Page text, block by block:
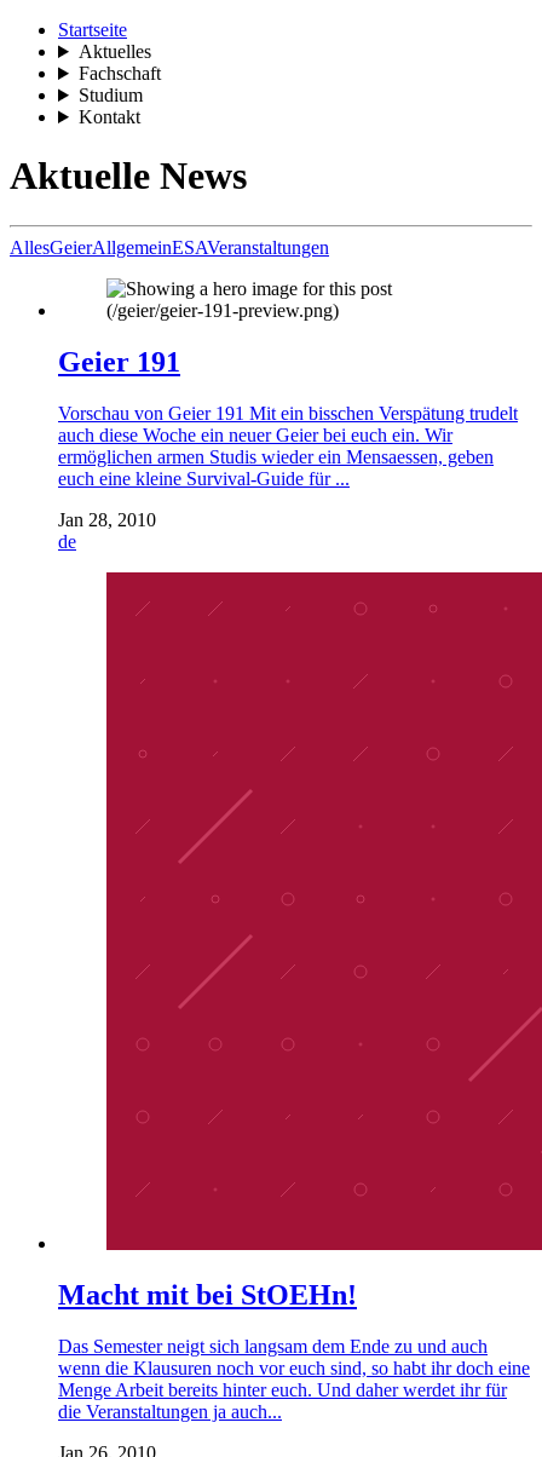
Startseite
Aktuelles
Fachschaft
Studium
Kontakt
Aktuelle News
AllesGeierAllgemeinESAVeranstaltungen
Geier 191
Vorschau von Geier 191 Mit ein bisschen Verspätung trudelt
auch diese Woche ein neuer Geier bei euch ein. Wir
ermöglichen armen Studis wieder ein Mensaessen, geben
euch eine kleine Survival-Guide für ...
Jan 28, 2010
de
Macht mit bei StOEHn!
Das Semester neigt sich langsam dem Ende zu und auch
wenn die Klausuren noch vor euch sind, so habt ihr doch eine
Menge Arbeit bereits hinter euch. Und daher werdet ihr für
die Veranstaltungen ja auch...
Jan 26, 2010